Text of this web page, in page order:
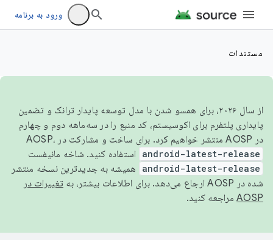
ورود به برنامه
مستندات
از سال ۲۰۲۶، برای همسو شدن با مدل توسعه پایدار ترانک و تضمین
پایداری پلتفرم برای اکوسیستم، کد منبع را در سه‌ماهه دوم و چهارم
در AOSP منتشر خواهیم کرد. برای ساخت و مشارکت در AOSP،
android-latest-release استفاده کنید. شاخه مانیفست
android-latest-release
همیشه به جدیدترین نسخه منتشر
شده در AOSP ارجاع می‌دهد. برای اطلاعات بیشتر، به
تغییرات در
AOSP مراجعه کنید.